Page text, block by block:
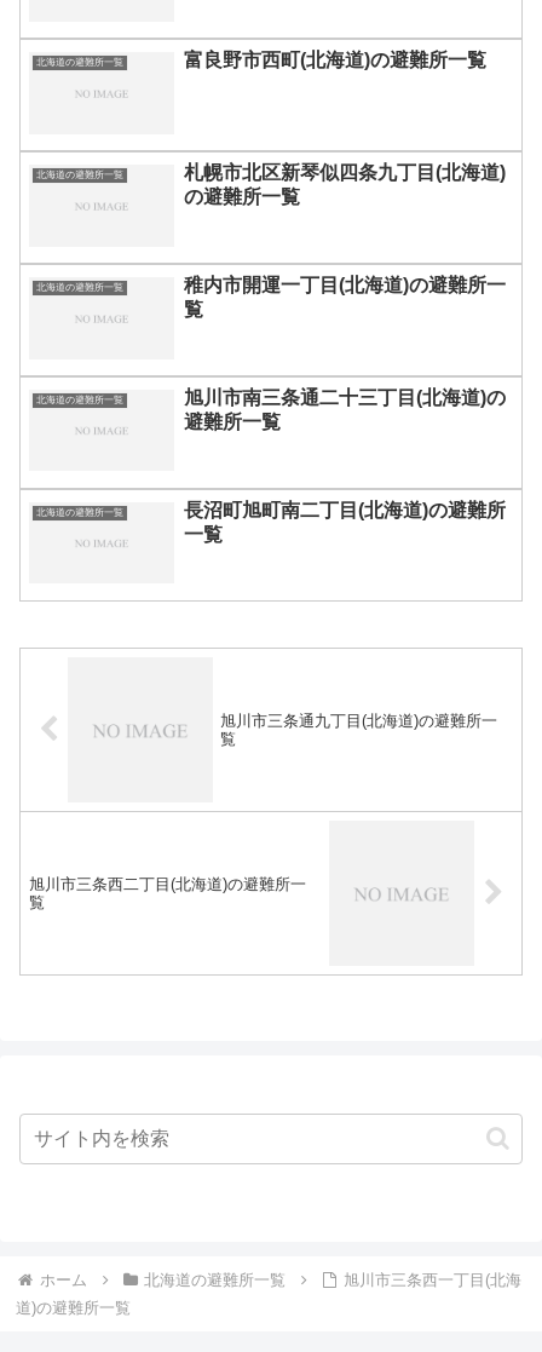
北海道の避難所一覧 富良野市西町(北海道)の避難所一覧
北海道の避難所一覧
札幌市北区新琴似四条九丁目(北海道)
の避難所一覧
北海道の避難所一覧
稚内市開運一丁目(北海道)の避難所一
覧
北海道の避難所一覧
旭川市南三条通二十三丁目(北海道)の
避難所一覧
北海道の避難所一覧
長沼町旭町南二丁目(北海道)の避難所
一覧
旭川市三条通九丁目(北海道)の避難所一
覧
旭川市三条西二丁目(北海道)の避難所一
覧
ホーム 北海道の避難所一覧
旭川市三条西一丁目(北海
道)の避難所一覧